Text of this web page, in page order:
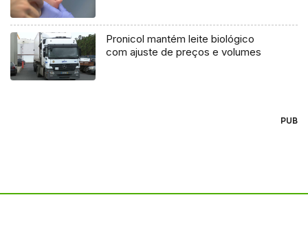
Pronicol mantém leite biológico
com ajuste de preços e volumes
PUB